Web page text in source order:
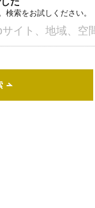
検索をお試しください。